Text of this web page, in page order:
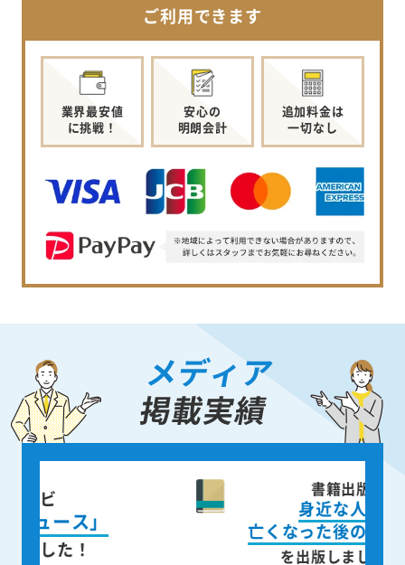
ご利用できます
業界最安値
に挑戦！
安心の
明朗会計
追加料金は
一切なし
メディア
掲載実績
書籍出版
身近な人が
亡くなった後の遺品整理